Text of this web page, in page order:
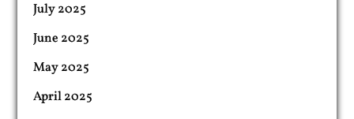
July 2025
June 2025
May 2025
April 2025